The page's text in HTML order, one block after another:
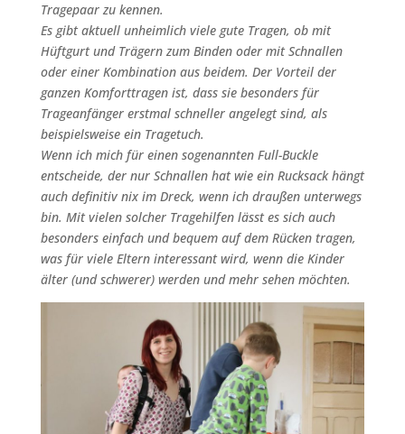
Tragepaar zu kennen.
Es gibt aktuell unheimlich viele gute Tragen, ob mit
Hüftgurt und Trägern zum Binden oder mit Schnallen
oder einer Kombination aus beidem. Der Vorteil der
ganzen Komforttragen ist, dass sie besonders für
Trageanfänger erstmal schneller angelegt sind, als
beispielsweise ein Tragetuch.
Wenn ich mich für einen sogenannten Full-Buckle
entscheide, der nur Schnallen hat wie ein Rucksack hängt
auch definitiv nix im Dreck, wenn ich draußen unterwegs
bin. Mit vielen solcher Tragehilfen lässt es sich auch
besonders einfach und bequem auf dem Rücken tragen,
was für viele Eltern interessant wird, wenn die Kinder
älter (und schwerer) werden und mehr sehen möchten.